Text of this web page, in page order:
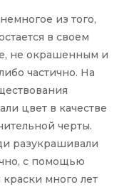
из того,
в своем
не окрашенным и
частично. На
цвет в качестве
черты.
разукрашивали
с помощью
много лет